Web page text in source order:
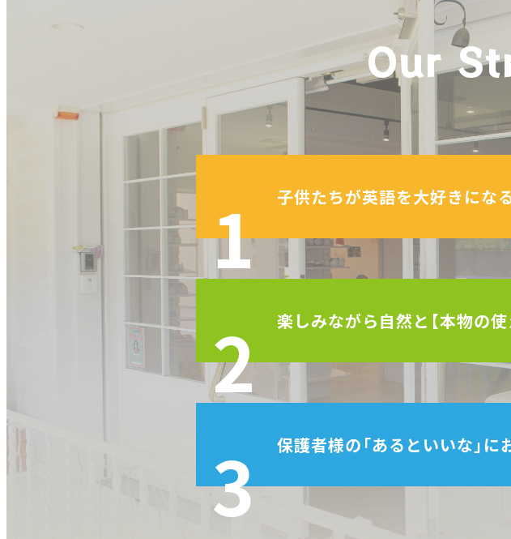
Our
1 子供たちが英語を大好きにな
2 楽しみながら自然と【本物の使
3 保護者様の「あるといいな」に